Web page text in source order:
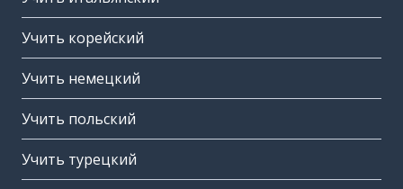
Учить корейский
Учить немецкий
Учить польский
Учить турецкий